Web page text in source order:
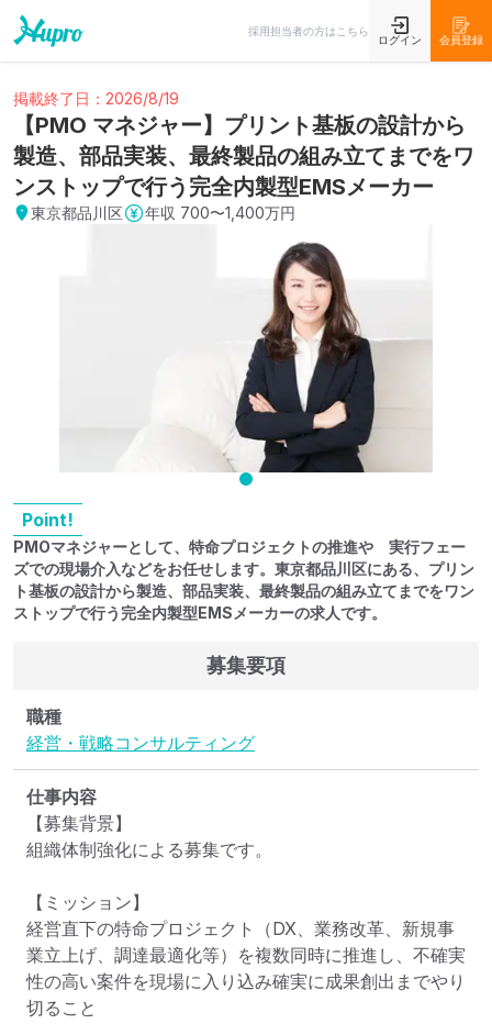
採用担当者の方はこちら
ログイン 会員登録
掲載終了日：2026/8/19
【PMO マネジャー】プリント基板の設計から
製造、部品実装、最終製品の組み立てまでをワ
ンストップで行う完全内製型EMSメーカー
東京都品川区 年収 700〜1,400万円
Point!
PMOマネジャーとして、特命プロジェクトの推進や 実行フェー
ズでの現場介入などをお任せします。東京都品川区にある、プリン
ト基板の設計から製造、部品実装、最終製品の組み立てまでをワン
ストップで行う完全内製型EMSメーカーの求人です。
募集要項
職種
経営・戦略コンサルティング
仕事内容
【募集背景】
組織体制強化による募集です。
【ミッション】
経営直下の特命プロジェクト（DX、業務改革、新規事
業立上げ、調達最適化等）を複数同時に推進し、不確実
性の高い案件を現場に入り込み確実に成果創出までやり
切ること